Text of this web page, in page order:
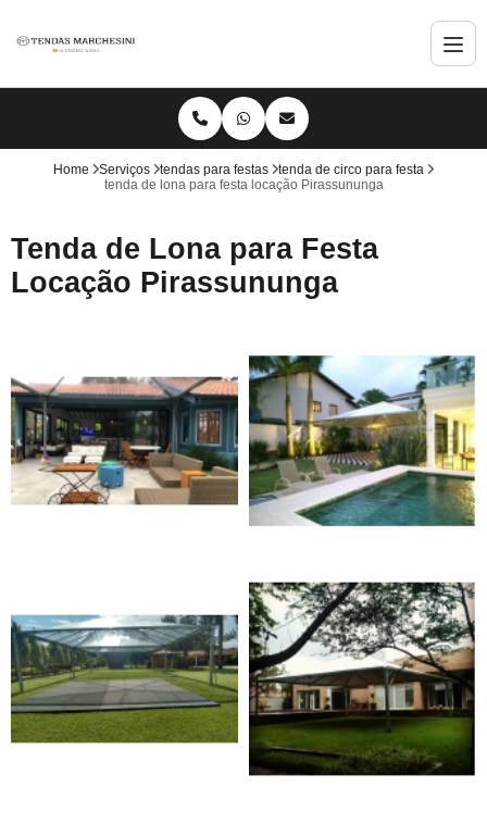
Home Serviços tendas para festas
tenda de circo para festa
tenda de lona para festa locação Pirassununga
Tenda de Lona para Festa
Locação Pirassununga